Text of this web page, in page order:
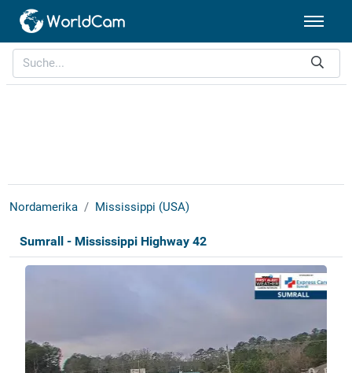
Nordamerika Mississippi (USA)
Sumrall - Mississippi Highway 42